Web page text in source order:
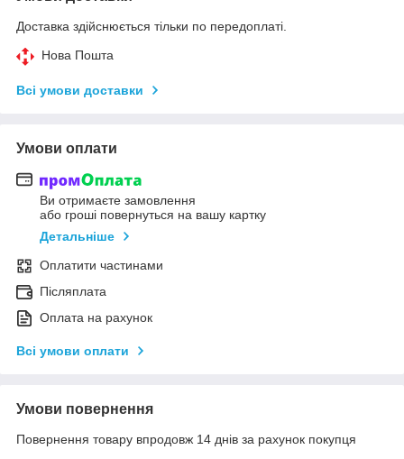
Доставка здійснюється тільки по передоплаті.
Нова Пошта
Всі умови доставки
Умови оплати
Ви отримаєте замовлення
або гроші повернуться на вашу картку
Детальніше
Оплатити частинами
Післяплата
Оплата на рахунок
Всі умови оплати
Умови повернення
Повернення товару впродовж 14 днів за рахунок покупця